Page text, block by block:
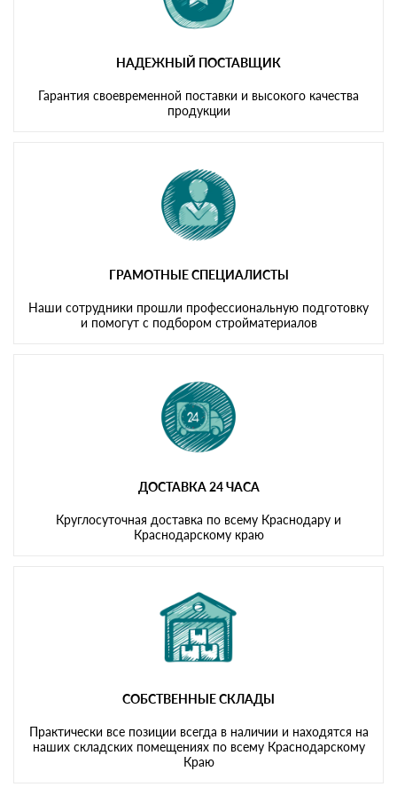
НАДЕЖНЫЙ ПОСТАВЩИК
Гарантия своевременной поставки и высокого качества
продукции
ГРАМОТНЫЕ СПЕЦИАЛИСТЫ
Наши сотрудники прошли профессиональную подготовку
и помогут с подбором стройматериалов
ДОСТАВКА 24 ЧАСА
Круглосуточная доставка по всему Краснодару и
Краснодарскому краю
СОБСТВЕННЫЕ СКЛАДЫ
Практически все позиции всегда в наличии и находятся на
наших складских помещениях по всему Краснодарскому
Краю